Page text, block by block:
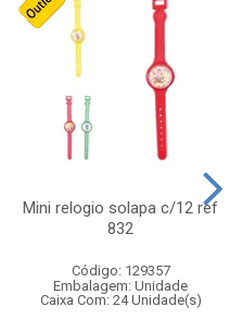
Mini relogio solapa c/12 ref
832
Código: 129357
Embalagem: Unidade
Caixa Com: 24 Unidade(s)